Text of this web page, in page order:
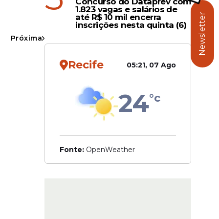
Próxima
1.823 vagas e salários de
até R$ 10 mil encerra
inscrições nesta quinta (6)
Recife 05:21, 07 Ago
24°c
Fonte: OpenWeather
Newsletter